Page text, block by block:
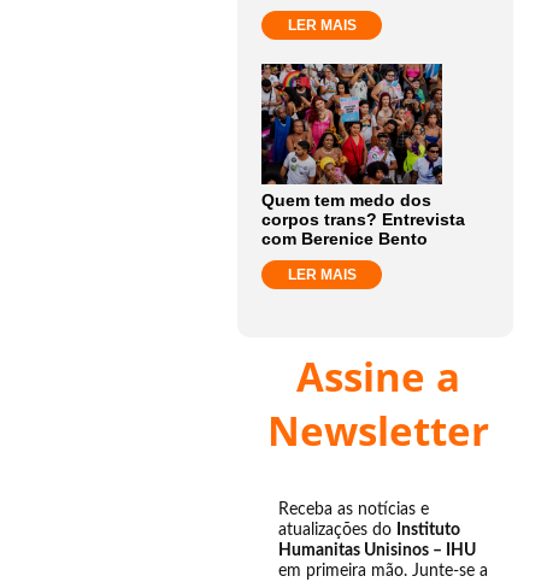
LER MAIS
Quem tem medo dos
corpos trans? Entrevista
com Berenice Bento
LER MAIS
Assine a
Newsletter
Receba as notícias e
atualizações do Instituto
Humanitas Unisinos – IHU
em primeira mão. Junte-se a